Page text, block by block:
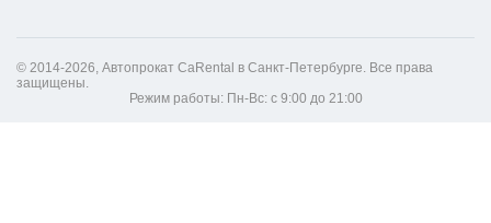
© 2014-2026, Автопрокат CaRental в Санкт-Петербурге. Все права
защищены.
Режим работы: Пн-Вс: с 9:00 до 21:00